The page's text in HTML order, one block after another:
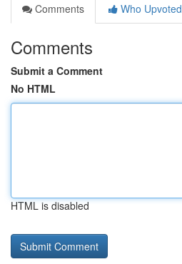
Comments
Who Upvoted
Comments
Submit a Comment
No HTML
HTML is disabled